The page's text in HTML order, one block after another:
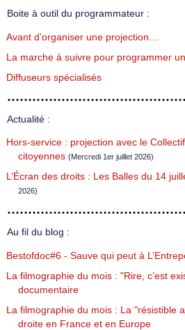
Boite à outil du programmateur :
Avant d’organiser une projection…
La marche à suivre pour programmer
Diffuseurs spécialisés
Actualité :
Hors-service : projection avec le
citoyennes (Mercredi 1er juillet 2026)
L’Écran des droits : Les Balles du 14
2026)
Au fil du blog :
Bestofdoc#6 - Sauve qui peut à
La filmographie du mois : "Rire, c’est
documentaire
La filmographie du mois : La "résistible
droite en France et en Europe